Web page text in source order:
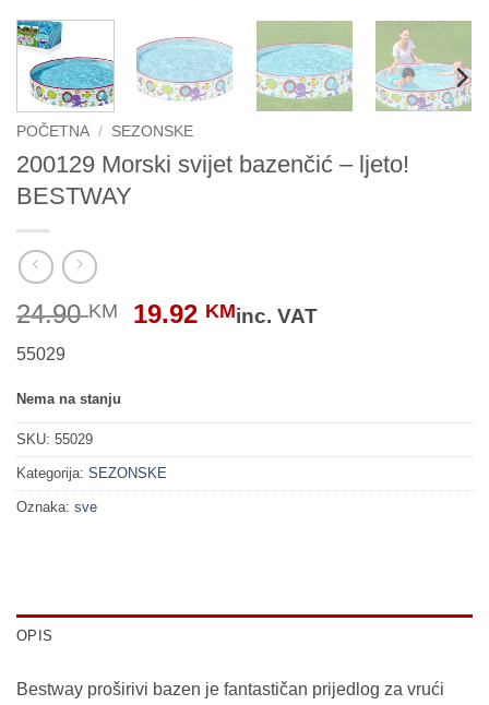
POČETNA / SEZONSKE
200129 Morski svijet bazenčić – ljeto!
BESTWAY
24.90KM
Original
19.92 KMCurrent
inc. VAT
55029
Nema na stanju
SKU: 55029
Kategorija: SEZONSKE
Oznaka: sve
OPIS
Bestway proširivi bazen je fantastičan prijedlog za vrući